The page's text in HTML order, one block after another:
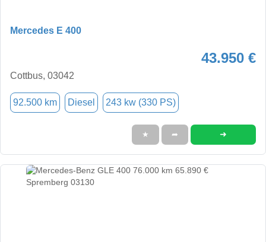
Mercedes E 400
43.950 €
Cottbus, 03042
92.500 km Diesel 243 kw (330 PS)
★ ➦ ➜